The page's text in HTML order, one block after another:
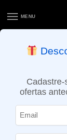
MENU
3,2ml
ofertas